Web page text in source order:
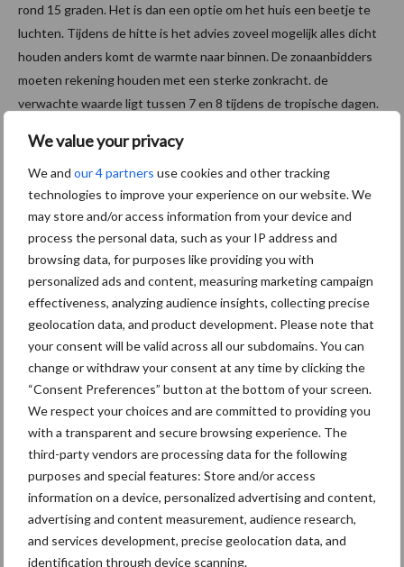
We value your privacy
We and our 4 partners use cookies and other tracking
technologies to improve your experience on our website. We
may store and/or access information from your device and
process the personal data, such as your IP address and
browsing data, for purposes like providing you with
personalized ads and content, measuring marketing campaign
effectiveness, analyzing audience insights, collecting precise
geolocation data, and product development. Please note that
your consent will be valid across all our subdomains. You can
change or withdraw your consent at any time by clicking the
“Consent Preferences” button at the bottom of your screen.
We respect your choices and are committed to providing you
with a transparent and secure browsing experience. The
third-party vendors are processing data for the following
purposes and special features: Store and/or access
information on a device, personalized advertising and content,
advertising and content measurement, audience research,
and services development, precise geolocation data, and
identification through device scanning.
rond 15 graden. Het is dan een optie om het huis een beetje te
luchten. Tijdens de hitte is het advies zoveel mogelijk alles dicht
houden anders komt de warmte naar binnen. De zonaanbidders
moeten rekening houden met een sterke zonkracht. de
verwachte waarde ligt tussen 7 en 8 tijdens de tropische dagen.
Droogte
Vanaf zaterdag valt er voorlopig geen neerslag meer. De
temperatuur schiet omhoog en ook de zon laat zich veel zien. Dit
heeft gevolg dat de droogte alsmaar verder zal gaan toenemen
en ook voorzien we het risico op natuurbranden in de loop van de
week groter worden. Mogelijk dat er vrijdag 26 juli weer buien
gaan komen, maar ook die buien zullen de droogte niet doen
Zinderende hitte in Frankrijk en
Spanje
Vakantievierder die hun vertier in Spanje en Frankrijk zoeken
moeten ook rekening houden met extreme hitte. In Spanje is het
komt daar ook Frankrijk bij. Wanneer wij onze warmste dagen in